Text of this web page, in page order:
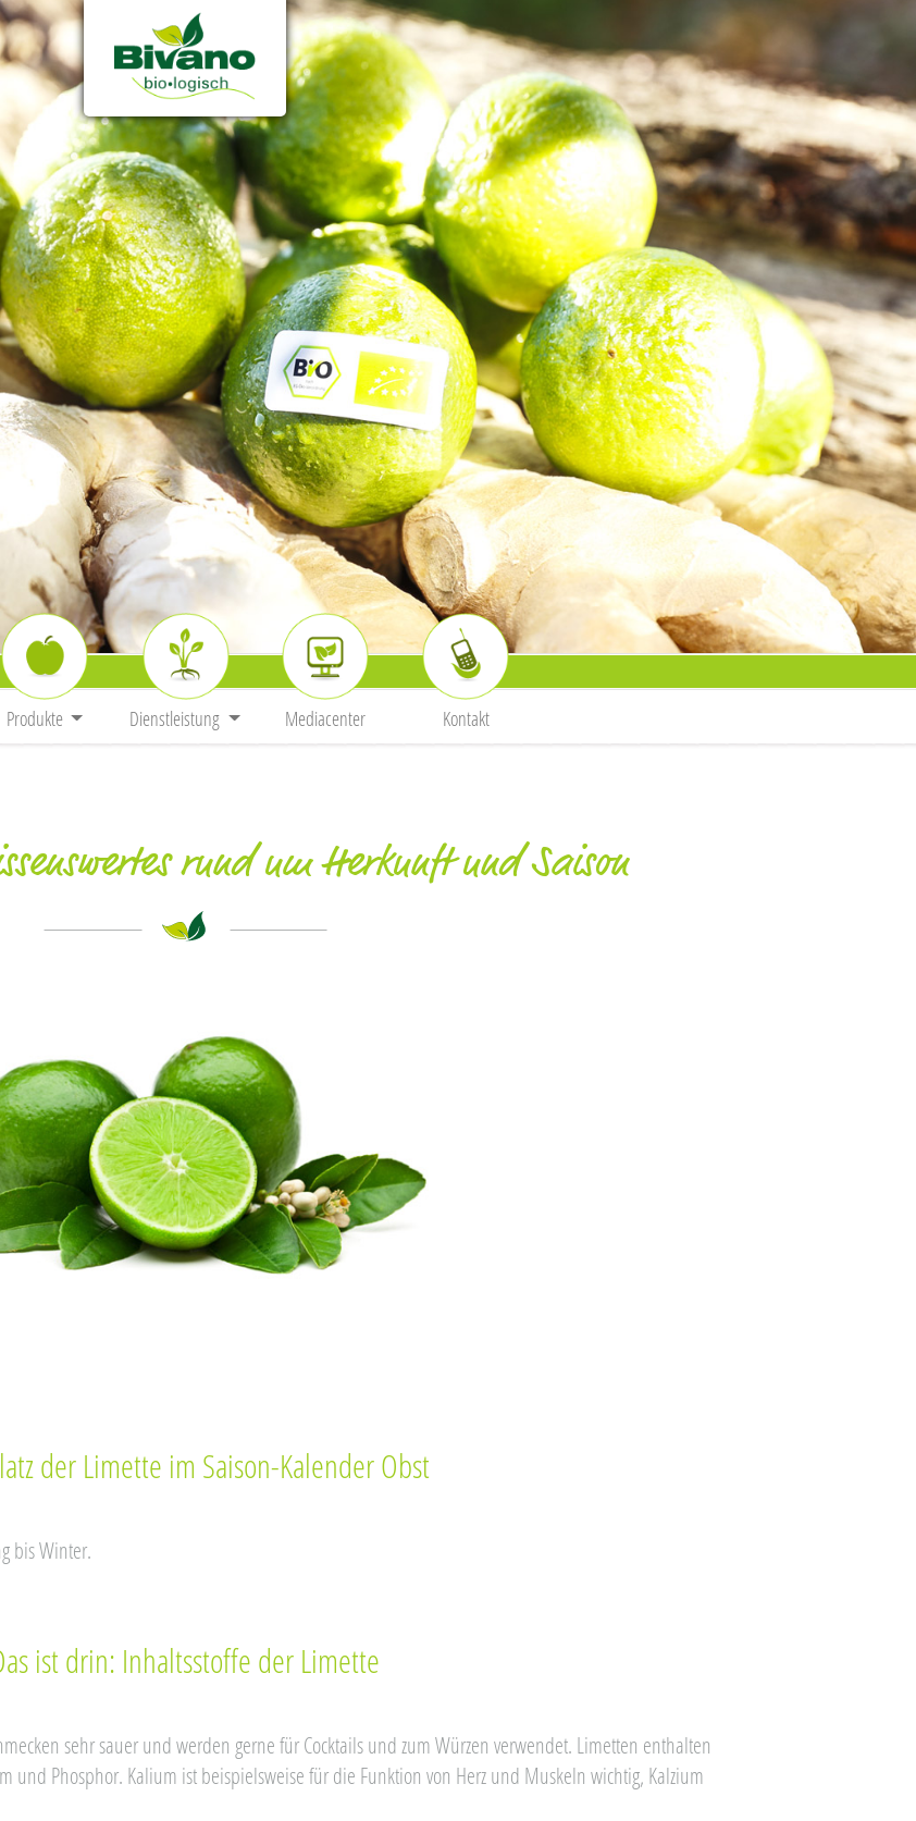
Produkte Dienstleistung Mediacenter Kontakt
rund um Herkunft und Saison
der Limette im Saison-Kalender Obst
bis Winter.
ist drin: Inhaltsstoffe der Limette
sehr sauer und werden gerne für Cocktails und zum Würzen verwendet. Limetten enthalten
und Phosphor. Kalium ist beispielsweise für die Funktion von Herz und Muskeln wichtig, Kalzium